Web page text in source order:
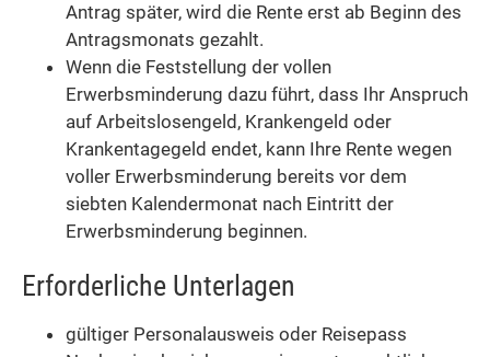
Antrag später, wird die Rente erst ab Beginn des
Antragsmonats gezahlt.
Wenn die Feststellung der vollen
Erwerbsminderung dazu führt, dass Ihr Anspruch
auf Arbeitslosengeld, Krankengeld oder
Krankentagegeld endet, kann Ihre Rente wegen
voller Erwerbsminderung bereits vor dem
siebten Kalendermonat nach Eintritt der
Erwerbsminderung beginnen.
Erforderliche Unterlagen
gültiger Personalausweis oder Reisepass